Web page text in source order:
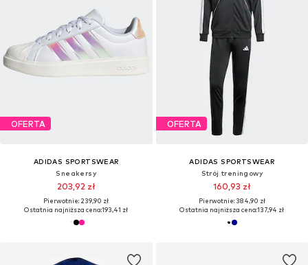
OFERTA
ADIDAS SPORTSWEAR
Sneakersy
203,92 zł
Pierwotnie: 239,90 zł
Ostatnia najniższa cena:193,41 zł
OFERTA
ADIDAS SPORTSWEAR
Strój treningowy
160,93 zł
Pierwotnie: 384,90 zł
Ostatnia najniższa cena:137,94 zł